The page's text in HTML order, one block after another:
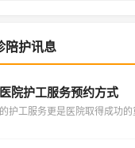
陪护讯息
院护工服务预约方式
护工服务更是医院取得成功